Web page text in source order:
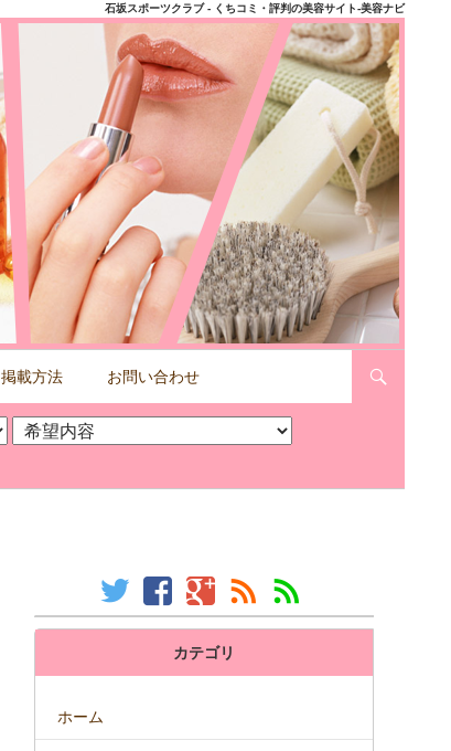
石坂スポーツクラブ - くちコミ・評判の美容サイト-美容ナビ
掲載方法 お問い合わせ
カテゴリ
ホーム